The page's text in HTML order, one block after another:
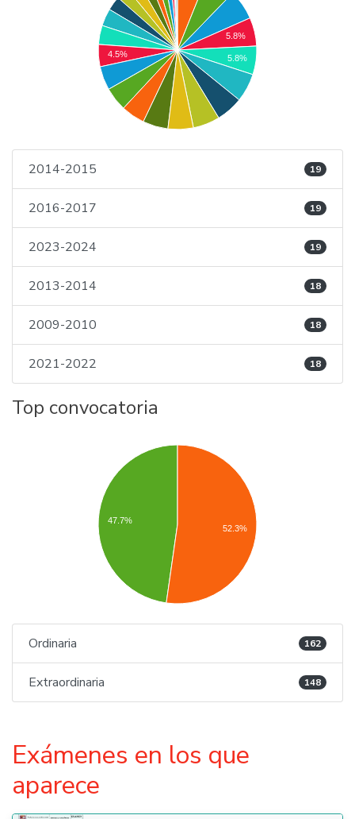
5.8%
5.8%
4.5%
2014-2015 19
2016-2017 19
2023-2024 19
2013-2014 18
2009-2010 18
2021-2022 18
Top convocatoria
47.7%
52.3%
Ordinaria 162
Extraordinaria 148
Exámenes en los que
aparece